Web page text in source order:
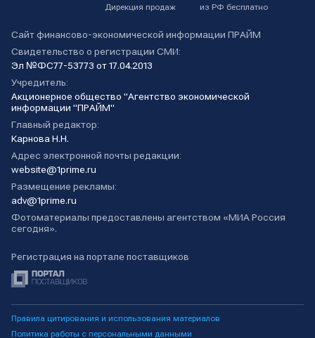
Дирекция продаж из РФ бесплатно
Сайт финансово-экономической информации ПРАЙМ
Свидетельство о регистрации СМИ:
Эл №ФС77-53773 от 17.04.2013
Учредитель:
Акционерное общество "Агентство экономической
информации "ПРАЙМ"
Главный редактор:
Карнова Н.Н.
Адрес электронной почты редакции:
website@1prime.ru
Размещение рекламы:
adv@1prime.ru
Фотоматериалы предоставлены агентством «МИА Россия
сегодня».
Регистрация на портале поставщиков
Правила цитирования и использования материалов
Политика работы с персональными данными